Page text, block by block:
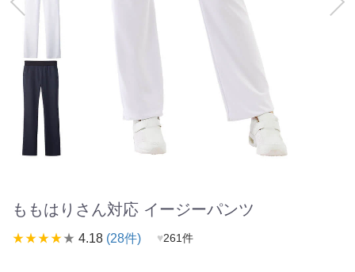
ももはりさん対応 イージーパンツ
star_ratestar_ratestar_ratestar_ratestar_rate 4.18 (28件) ♥261件